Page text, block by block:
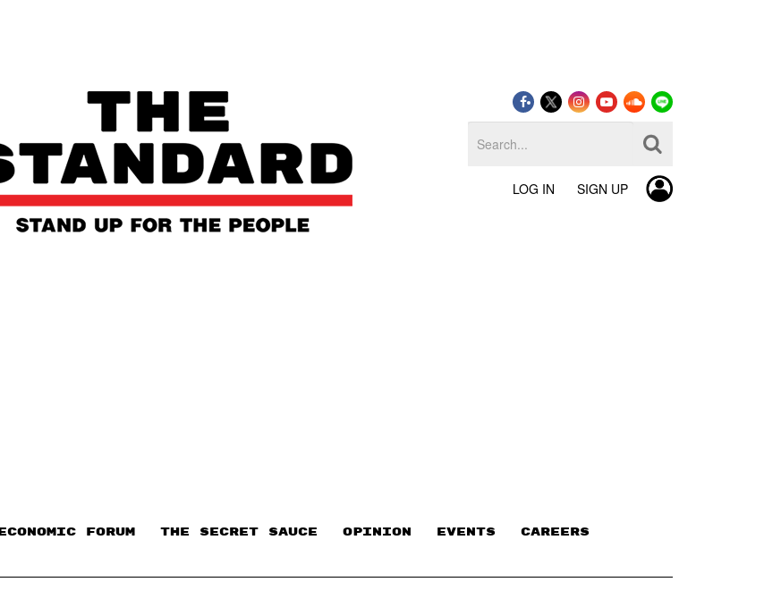
LOG IN SIGN UP
ECONOMIC FORUM THE SECRET SAUCE​ OPINION EVENTS CAREERS